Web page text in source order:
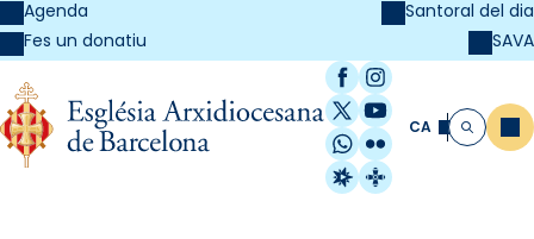
Agenda
Fes un donatiu
Santoral del dia
SAVA
Facebook
Instagram
X / Twitter
YouTube
WhatsApp
Flickr
Radio Estel
Catalunya
CA Cerca